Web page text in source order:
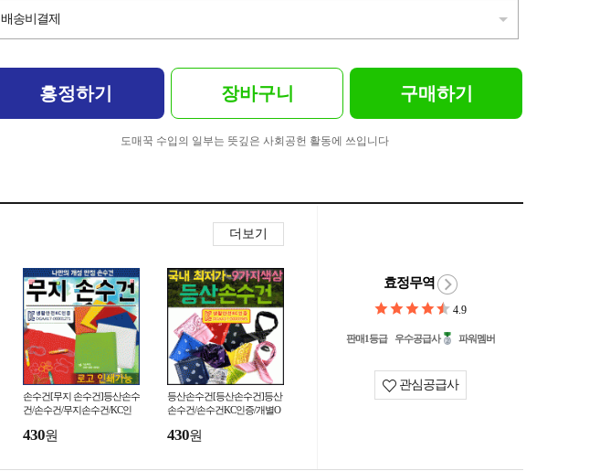
배송비결제
흥정하기 장바구니 구매하기
도매꾹 수입의 일부는 뜻깊은 사회공헌 활동에 쓰입니다
더보기
손수건[무지 손수건]등산손수
건/손수건/무지손수건/KC인
밴드[효정무역]
430원
등산손수건[등산손수건]등산
손수건/손수건KC인증/개별O
쇄가능[효정무역]
430원
효정무역
4.9
판매1등급 우수공급사 파워멤버
관심공급사